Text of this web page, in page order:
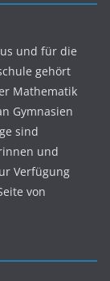
und für die
gehört
Mathematik
Gymnasien
sind
und
Verfügung
von